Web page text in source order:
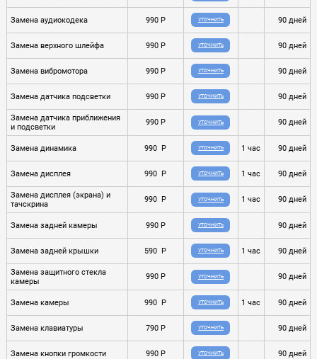
Замена аудиокодека 990 P УТОЧНИТЬ 90 дней
Замена верхного шлейфа 990 P УТОЧНИТЬ 90 дней
Замена вибромотора 990 P УТОЧНИТЬ 90 дней
Замена датчика подсветки 990 P УТОЧНИТЬ 90 дней
Замена датчика приближения
и подсветки
990 P УТОЧНИТЬ 90 дней
Замена динамика 990 P УТОЧНИТЬ 1 час 90 дней
Замена дисплея 990 P УТОЧНИТЬ 1 час 90 дней
Замена дисплея (экрана) и
тачскрина
990 P УТОЧНИТЬ 1 час 90 дней
Замена задней камеры 990 P УТОЧНИТЬ 90 дней
Замена задней крышки 590 P УТОЧНИТЬ 1 час 90 дней
Замена защитного стекла
камеры
990 P УТОЧНИТЬ 90 дней
Замена камеры 990 P УТОЧНИТЬ 1 час 90 дней
Замена клавиатуры 790 P УТОЧНИТЬ 90 дней
Замена кнопки громкости 990 P УТОЧНИТЬ 90 дней